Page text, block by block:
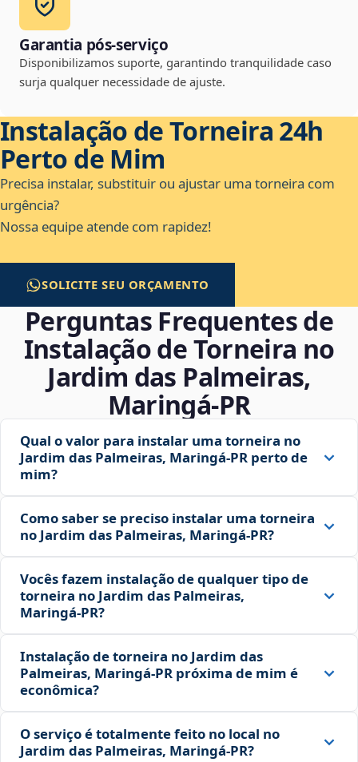
Garantia pós-serviço
Disponibilizamos suporte, garantindo tranquilidade caso
surja qualquer necessidade de ajuste.
Instalação de Torneira 24h
Perto de Mim
Precisa instalar, substituir ou ajustar uma torneira com
urgência?
Nossa equipe atende com rapidez!
SOLICITE SEU ORÇAMENTO
Perguntas Frequentes de
Instalação de Torneira no
Jardim das Palmeiras,
Maringá‑PR
Qual o valor para instalar uma torneira no
Jardim das Palmeiras, Maringá‑PR perto de
mim?
Como saber se preciso instalar uma torneira
no Jardim das Palmeiras, Maringá‑PR?
Vocês fazem instalação de qualquer tipo de
torneira no Jardim das Palmeiras,
Maringá‑PR?
Instalação de torneira no Jardim das
Palmeiras, Maringá‑PR próxima de mim é
econômica?
O serviço é totalmente feito no local no
Jardim das Palmeiras, Maringá‑PR?